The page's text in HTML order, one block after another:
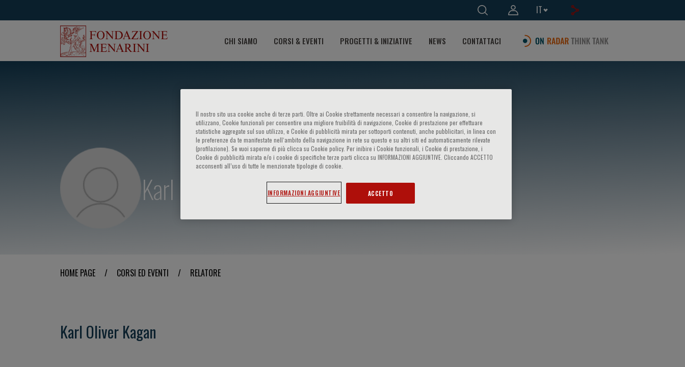
IT
CHI SIAMO CORSI & EVENTI PROGETTI & INIZIATIVE NEWS CONTATTACI
Karl Oliver Kagan
HOME PAGE / CORSI ED EVENTI / RELATORE
Karl Oliver Kagan
Il nostro sito usa cookie anche di terze parti. Oltre ai Cookie strettamente necessari a consentire la navigazione, si
utilizzano, Cookie funzionali per consentire una migliore fruibilità di navigazione, Cookie di prestazione per effettuare
statistiche aggregate sul suo utilizzo, e Cookie di pubblicità mirata per sottoporti contenuti, anche pubblicitari, in linea con
le preferenze da te manifestate nell‘ambito della navigazione in rete su questo e su altri siti ed automaticamente rilevate
(profilazione). Se vuoi saperne di più clicca su Cookie policy. Per inibire i Cookie funzionali, i Cookie di prestazione, i
Cookie di pubblicità mirata e/o i cookie di specifiche terze parti clicca su INFORMAZIONI AGGIUNTIVE. Cliccando ACCETTO
acconsenti all’uso di tutte le menzionate tipologie di cookie.
INFORMAZIONI AGGIUNTIVE ACCETTO